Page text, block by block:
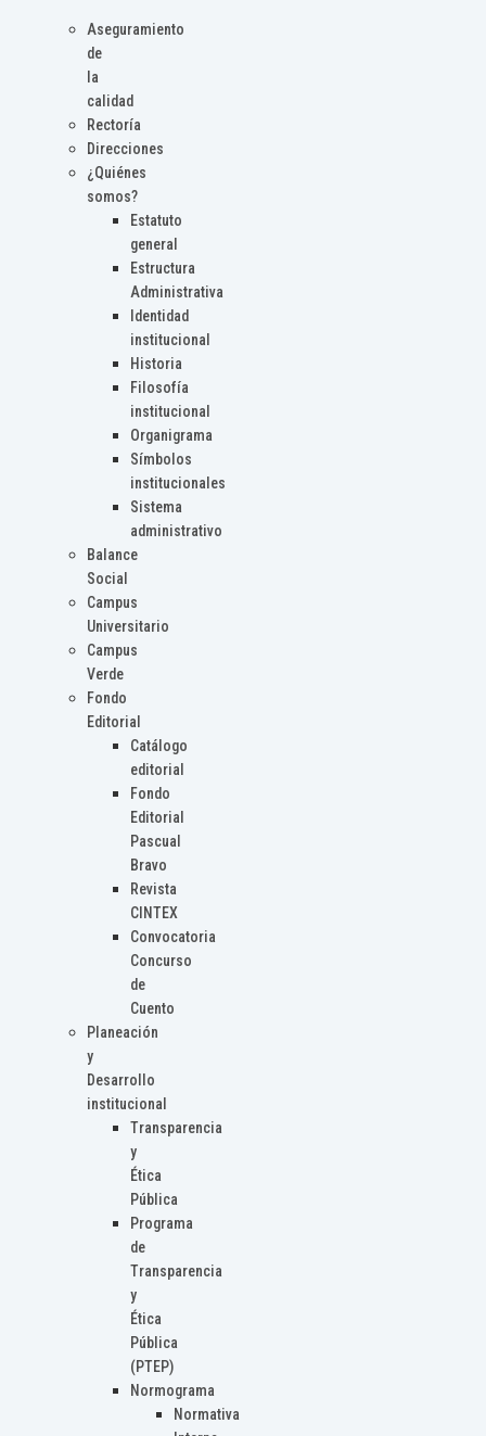
Aseguramiento
de
la
calidad
Rectoría
Direcciones
¿Quiénes
somos?
Estatuto
general
Estructura
Administrativa
Identidad
institucional
Historia
Filosofía
institucional
Organigrama
Símbolos
institucionales
Sistema
administrativo
Balance
Social
Campus
Universitario
Campus
Verde
Fondo
Editorial
Catálogo
editorial
Fondo
Editorial
Pascual
Bravo
Revista
CINTEX
Convocatoria
Concurso
de
Cuento
Planeación
y
Desarrollo
institucional
Transparencia
y
Ética
Pública
Programa
de
Transparencia
y
Ética
Pública
(PTEP)
Normograma
Normativa